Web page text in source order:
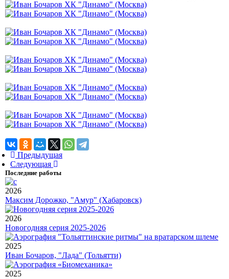
Предыдущая
Следующая
Последние работы
2026
Максим Дорожко, "Амур" (Хабаровск)
2026
Новогодняя серия 2025-2026
2025
Иван Бочаров, "Лада" (Тольятти)
2025